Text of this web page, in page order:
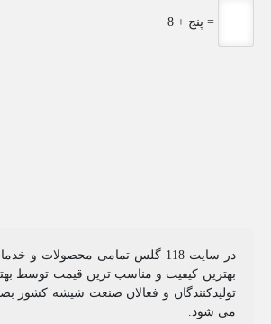
پنج + 8 =
در سایت 118 گلس تمامی محصولات و
بهترین کیفیت و مناسب ترین قیمت توسط
تولیدکنندگان و فعالان صنعت شیشه کشور
می شود.